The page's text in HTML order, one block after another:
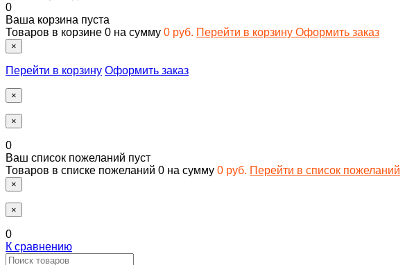
0
Ваша корзина пуста
Товаров в корзине 0 на сумму 0 руб. Перейти в корзину Оформить заказ
×
Перейти в корзину Оформить заказ
×
×
0
Ваш список пожеланий пуст
Товаров в списке пожеланий 0 на сумму 0 руб. Перейти в список пожеланий
×
×
0
К сравнению